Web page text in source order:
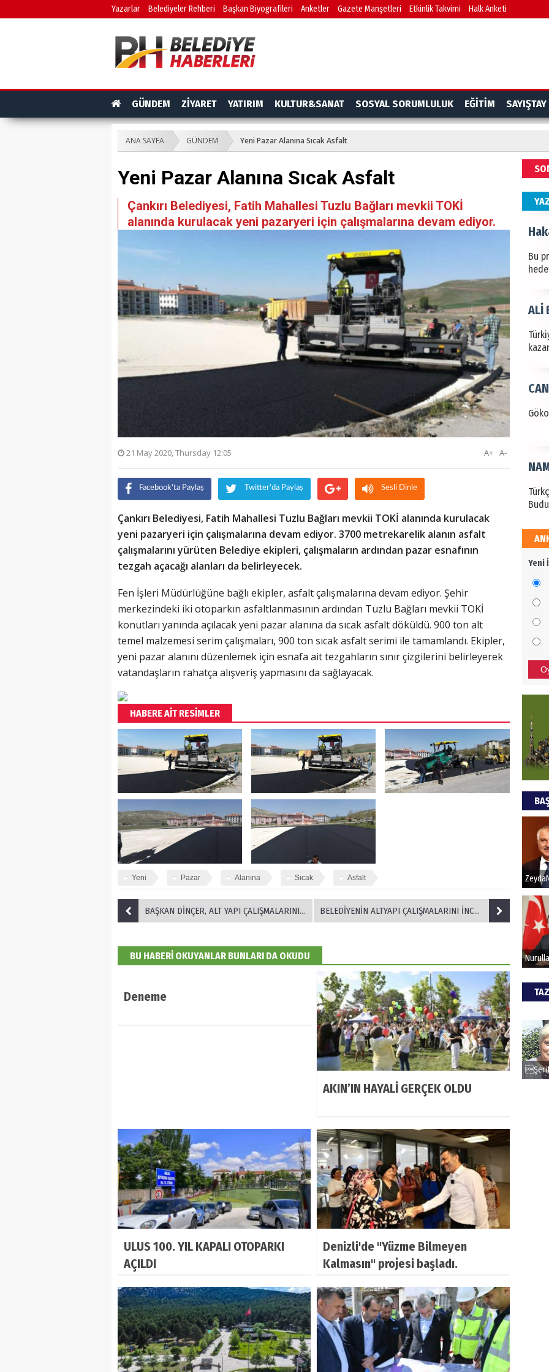
Yazarlar Belediyeler Rehberi Başkan Biyografileri Anketler Gazete Manşetleri Etkinlik Takvimi Halk Anketi
GÜNDEM ZİYARET YATIRIM KULTUR&SANAT SOSYAL SORUMLULUK EĞİTİM SAYIŞTAY
ANA SAYFA GÜNDEM Yeni Pazar Alanına Sıcak Asfalt
Yeni Pazar Alanına Sıcak Asfalt
Çankırı Belediyesi, Fatih Mahallesi Tuzlu Bağları mevkii TOKİ
alanında kurulacak yeni pazaryeri için çalışmalarına devam ediyor.
21 May 2020, Thursday 12:05 A-
A+
Facebook'ta Paylaş Twitter'da Paylaş Sesli Dinle
Çankırı Belediyesi, Fatih Mahallesi Tuzlu Bağları mevkii TOKİ alanında kurulacak
yeni pazaryeri için çalışmalarına devam ediyor. 3700 metrekarelik alanın asfalt
çalışmalarını yürüten Belediye ekipleri, çalışmaların ardından pazar esnafının
tezgah açacağı alanları da belirleyecek.
Fen İşleri Müdürlüğüne bağlı ekipler, asfalt çalışmalarına devam ediyor. Şehir
merkezindeki iki otoparkın asfaltlanmasının ardından Tuzlu Bağları mevkii TOKİ
konutları yanında açılacak yeni pazar alanına da sıcak asfalt döküldü. 900 ton alt
temel malzemesi serim çalışmaları, 900 ton sıcak asfalt serimi ile tamamlandı. Ekipler,
yeni pazar alanını düzenlemek için esnafa ait tezgahların sınır çizgilerini belirleyerek
vatandaşların rahatça alışveriş yapmasını da sağlayacak.
HABERE AİT RESİMLER
Yeni Pazar Alanına Sıcak Asfalt
BAŞKAN DİNÇER, ALT YAPI ÇALIŞMALARINI İNCELEDİ BELEDİYENİN ALTYAPI ÇALIŞMALARINI İNCELEDİLER
BU HABERİ OKUYANLAR BUNLARI DA OKUDU
Deneme
AKIN’IN HAYALİ GERÇEK OLDU
ULUS 100. YIL KAPALI OTOPARKI
AÇILDI
Denizli'de "Yüzme Bilmeyen
Kalmasın" projesi başladı.
Bu
ALİ
Bu
Yeni